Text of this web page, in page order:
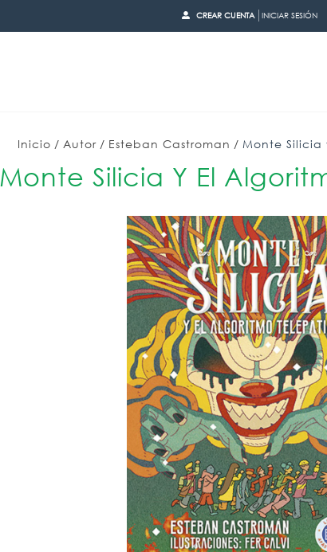
CREAR CUENTA INICIAR SESIÓN
Inicio / Autor / Esteban Castroman / Monte
Monte Silicia Y El